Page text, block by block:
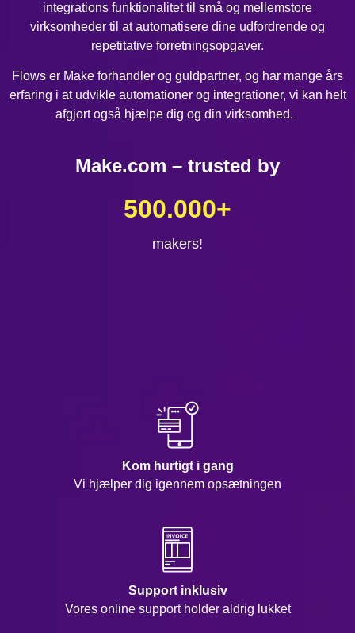
integrations funktionalitet til små og mellemstore
virksomheder til at automatisere dine udfordrende og
repetitative forretningsopgaver.
Flows er Make forhandler og guldpartner, og har mange års
erfaring i at udvikle automationer og integrationer, vi kan helt
afgjort også hjælpe dig og din virksomhed.
Make.com – trusted by
makers!
500.000+
Kom hurtigt i gang
Vi hjælper dig igennem opsætningen
Support inklusiv
Vores online support holder aldrig lukket